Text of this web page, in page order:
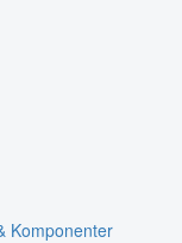
Komponenter